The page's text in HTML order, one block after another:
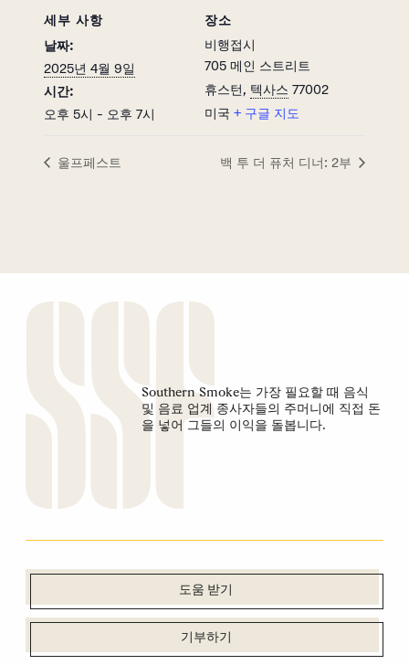
세부 사항
날짜:
2025년 4월 9일
시간:
오후 5시 - 오후 7시
장소
비행접시
705 메인 스트리트
휴스턴, 텍사스 77002
미국 + 구글 지도
울프페스트 백 투 더 퓨처 디너: 2부
Southern Smoke는 가장 필요할 때 음식
및 음료 업계 종사자들의 주머니에 직접 돈
을 넣어 그들의 이익을 돌봅니다.
도움 받기
기부하기